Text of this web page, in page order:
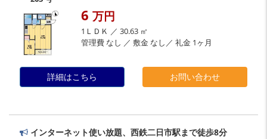
6 万円
1ＬＤＫ ／ 30.63 ㎡
管理費 なし ／ 敷金 なし／ 礼金 1ヶ月
詳細はこちら お問い合わせ
インターネット使い放題、西鉄二日市駅まで徒歩8分